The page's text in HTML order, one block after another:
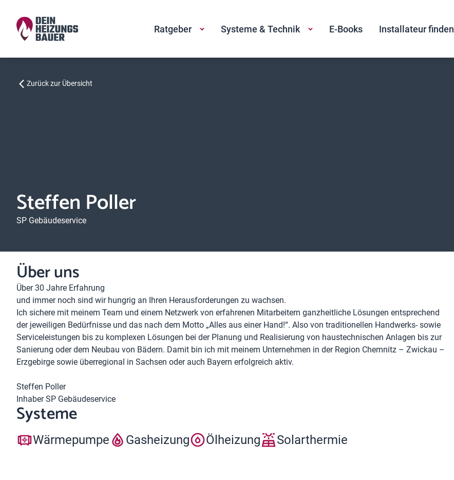
Ratgeber Systeme & Technik E-Books Installateur finden
Zurück zur Übersicht
Steffen Poller
SP Gebäudeservice
Über uns
Über 30 Jahre Erfahrung
und immer noch sind wir hungrig an Ihren Herausforderungen zu wachsen.
Ich sichere mit meinem Team und einem Netzwerk von erfahrenen Mitarbeitern ganzheitliche Lösungen entsprechend
der jeweiligen Bedürfnisse und das nach dem Motto „Alles aus einer Hand!“. Also von traditionellen Handwerks- sowie
Serviceleistungen bis zu komplexen Lösungen bei der Planung und Realisierung von haustechnischen Anlagen bis zur
Sanierung oder dem Neubau von Bädern. Damit bin ich mit meinem Unternehmen in der Region Chemnitz – Zwickau –
Erzgebirge sowie überregional in Sachsen oder auch Bayern erfolgreich aktiv.
Steffen Poller
Inhaber SP Gebäudeservice
Systeme
Wärmepumpe Gasheizung Ölheizung Solarthermie